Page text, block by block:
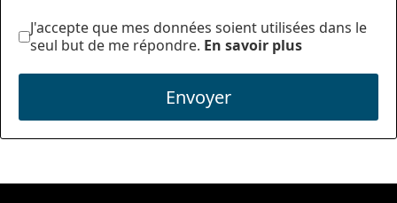
J'accepte que mes données soient utilisées dans le
seul but de me répondre. En savoir plus
Envoyer